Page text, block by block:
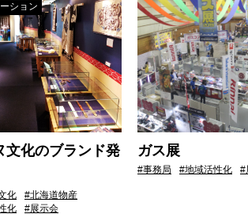
ション
文化のブランド発
化
#北海道物産
化
#展示会
ガス展
#事務局 #地域活性化 #